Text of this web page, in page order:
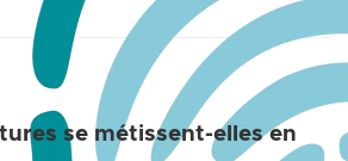
se métissent-elles en